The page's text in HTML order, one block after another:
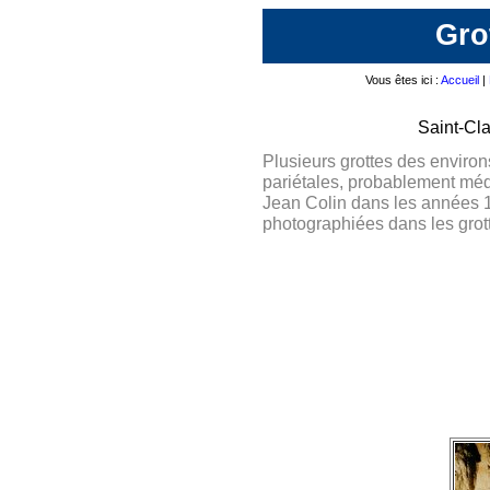
Vous êtes ici : Accueil |
Saint-
Plusieurs grottes des
pariétales, probablement
Jean Colin dans les années
photographiées dans les